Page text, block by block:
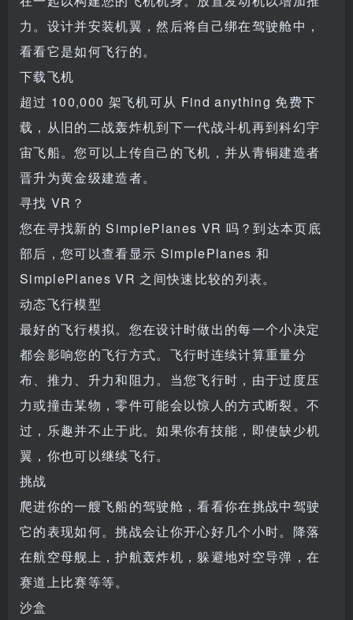
力。设计并安装机翼，然后将自己绑在驾驶舱中，
看看它是如何飞行的。
下载飞机
超过 100,000 架飞机可从 Find anything 免费下
载，从旧的二战轰炸机到下一代战斗机再到科幻宇
宙飞船。您可以上传自己的飞机，并从青铜建造者
晋升为黄金级建造者。
寻找 VR？
您在寻找新的 SimplePlanes VR 吗？到达本页底
部后，您可以查看显示 SimplePlanes 和
SimplePlanes VR 之间快速比较的列表。
动态飞行模型
最好的飞行模拟。您在设计时做出的每一个小决定
都会影响您的飞行方式。飞行时连续计算重量分
布、推力、升力和阻力。当您飞行时，由于过度压
力或撞击某物，零件可能会以惊人的方式断裂。不
过，乐趣并不止于此。如果你有技能，即使缺少机
翼，你也可以继续飞行。
挑战
爬进你的一艘飞船的驾驶舱，看看你在挑战中驾驶
它的表现如何。挑战会让你开心好几个小时。降落
在航空母舰上，护航轰炸机，躲避地对空导弹，在
赛道上比赛等等。
沙盒